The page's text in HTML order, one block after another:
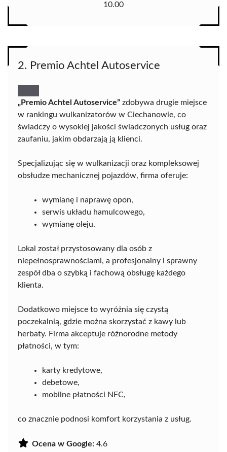
10.00
2. Premio Achtel Autoservice
„Premio Achtel Autoservice” zdobywa drugie miejsce
w rankingu wulkanizatorów w Ciechanowie, co
świadczy o wysokiej jakości świadczonych usług oraz
zaufaniu, jakim obdarzają ją klienci.
Specjalizując się w wulkanizacji oraz kompleksowej
obsłudze mechanicznej pojazdów, firma oferuje:
wymianę i naprawę opon,
serwis układu hamulcowego,
wymianę oleju.
Lokal został przystosowany dla osób z
niepełnosprawnościami, a profesjonalny i sprawny
zespół dba o szybką i fachową obsługę każdego
klienta.
Dodatkowo miejsce to wyróżnia się czystą
poczekalnią, gdzie można skorzystać z kawy lub
herbaty. Firma akceptuje różnorodne metody
płatności, w tym:
karty kredytowe,
debetowe,
mobilne płatności NFC,
co znacznie podnosi komfort korzystania z usług.
Ocena w Google: 4.6